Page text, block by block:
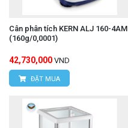
Cân phân tích KERN ALJ 160-4AM
(160g/0,0001)
42,730,000 VND
ĐẶT MUA